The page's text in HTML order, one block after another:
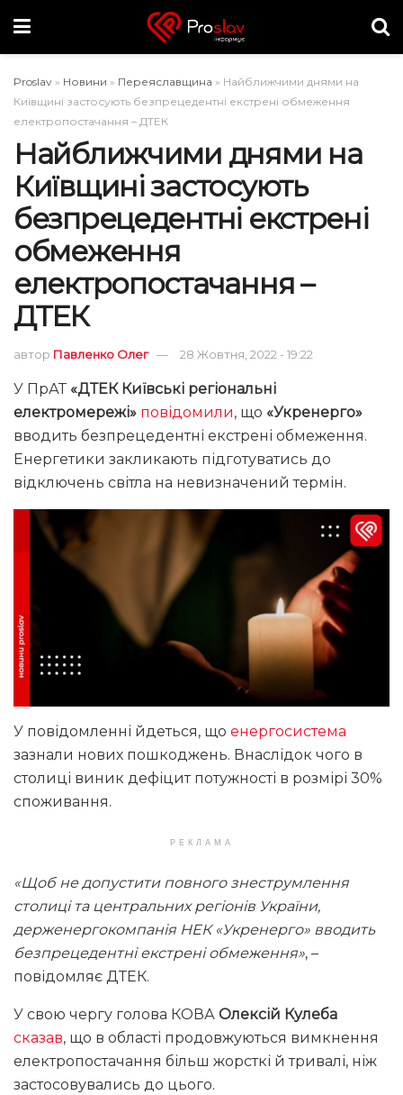
Proslav » Новини » Переяславщина » Найближчими днями на
Київщині застосують безпрецедентні екстрені обмеження
електропостачання – ДТЕК
Найближчими днями на
Київщині застосують
безпрецедентні екстрені
обмеження
електропостачання –
ДТЕК
автор Павленко Олег 28 Жовтня, 2022 - 19:22
У ПрАТ «ДТЕК Київські регіональні
електромережі» повідомили, що «Укренерго»
вводить безпрецедентні екстрені обмеження.
Енергетики закликають підготуватись до
відключень світла на невизначений термін.
У повідомленні йдеться, що енергосистема
зазнали нових пошкоджень. Внаслідок чого в
столиці виник дефіцит потужності в розмірі 30%
споживання.
РЕКЛАМА
«Щоб не допустити повного знеструмлення
столиці та центральних регіонів України,
держенергокомпанія НЕК «Укренерго» вводить
безпрецедентні екстрені обмеження», –
повідомляє ДТЕК.
У свою чергу голова КОВА Олексій Кулеба
сказав, що в області продовжуються вимкнення
електропостачання більш жорсткі й тривалі, ніж
застосовувались до цього.